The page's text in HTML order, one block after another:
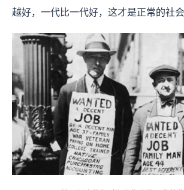
越好，一代比一代好，这才是正常的社会